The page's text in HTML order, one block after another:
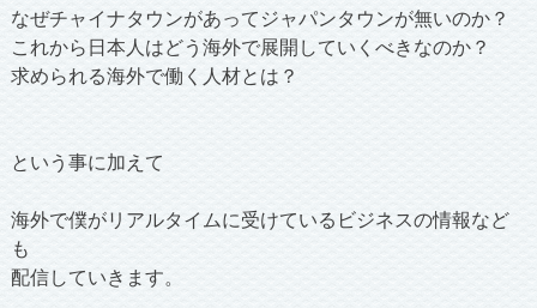
なぜチャイナタウンがあってジャパンタウンが無いのか？
これから日本人はどう海外で展開していくべきなのか？
求められる海外で働く人材とは？
という事に加えて
海外で僕がリアルタイムに受けているビジネスの情報など
も
配信していきます。